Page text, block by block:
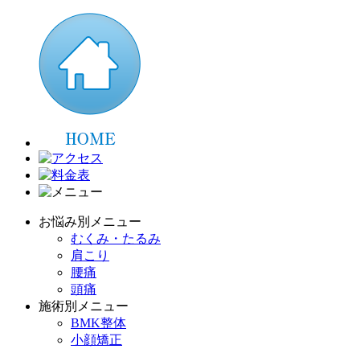
お悩み別メニュー
むくみ・たるみ
肩こり
腰痛
頭痛
施術別メニュー
BMK整体
小顔矯正